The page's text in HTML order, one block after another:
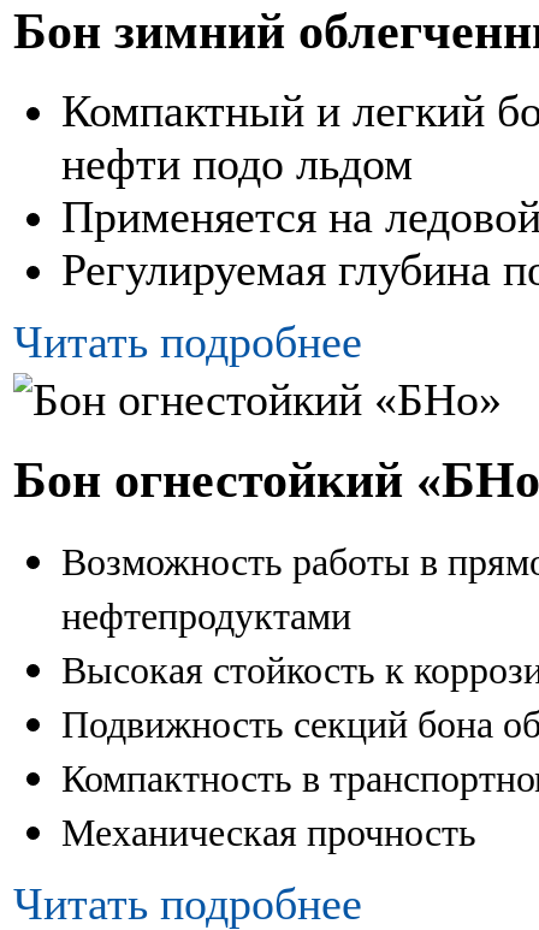
Бон зимний
Компактный и легкий
нефти подо льдом
Применяется на
Регулируемая глубина
Читать подробнее
Бон огнестойкий
Возможность работы в
нефтепродуктами
Высокая стойкость к
Подвижность секций бона
Компактность в
Механическая прочность
Читать подробнее